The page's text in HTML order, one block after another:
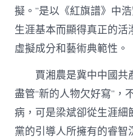
擬。”是以《紅旗譜》中
生涯基本而顯得真正的
虛擬成分和藝術典範性。
賈湘農是冀中中國共
盡管“新的人物欠好寫”，
病，可是梁斌卻從生涯
黨的引導人所擁有的睿